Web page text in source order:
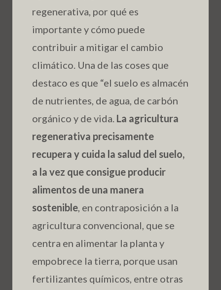
regenerativa, por qué es
importante y cómo puede
contribuir a mitigar el cambio
climático. Una de las coses que
destaco es que “el suelo es almacén
de nutrientes, de agua, de carbón
orgánico y de vida. La agricultura
regenerativa precisamente
recupera y cuida la salud del suelo,
a la vez que consigue producir
alimentos de una manera
sostenible, en contraposición a la
agricultura convencional, que se
centra en alimentar la planta y
empobrece la tierra, porque usan
fertilizantes químicos, entre otras